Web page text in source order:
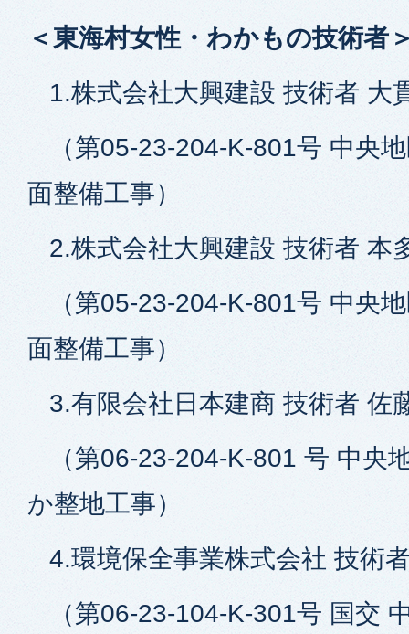
＜東海村女性・わかもの技術者
1.株式会社大興建設 技術者 大
（第05-23-204-K-801号 中央
面整備工事）
2.株式会社大興建設 技術者 本
（第05-23-204-K-801号 中央
面整備工事）
3.有限会社日本建商 技術者 佐
（第06-23-204-K-801 号 中央
か整地工事）
4.環境保全事業株式会社 技術
（第06-23-104-K-301号 国交